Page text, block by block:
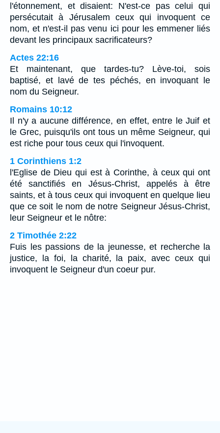
l'étonnement, et disaient: N'est-ce pas celui qui
persécutait à Jérusalem ceux qui invoquent ce
nom, et n'est-il pas venu ici pour les emmener liés
devant les principaux sacrificateurs?
Actes 22:16
Et maintenant, que tardes-tu? Lève-toi, sois
baptisé, et lavé de tes péchés, en invoquant le
nom du Seigneur.
Romains 10:12
Il n'y a aucune différence, en effet, entre le Juif et
le Grec, puisqu'ils ont tous un même Seigneur, qui
est riche pour tous ceux qui l'invoquent.
1 Corinthiens 1:2
l'Eglise de Dieu qui est à Corinthe, à ceux qui ont
été sanctifiés en Jésus-Christ, appelés à être
saints, et à tous ceux qui invoquent en quelque lieu
que ce soit le nom de notre Seigneur Jésus-Christ,
leur Seigneur et le nôtre:
2 Timothée 2:22
Fuis les passions de la jeunesse, et recherche la
justice, la foi, la charité, la paix, avec ceux qui
invoquent le Seigneur d'un coeur pur.